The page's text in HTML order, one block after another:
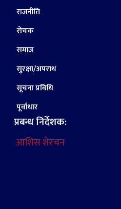
राजनीति
रोचक
समाज
सुरक्षा/अपराध
सूचना प्रविधि
पूर्वाधार
प्रबन्ध निर्देशक:
आशिस शेरचन